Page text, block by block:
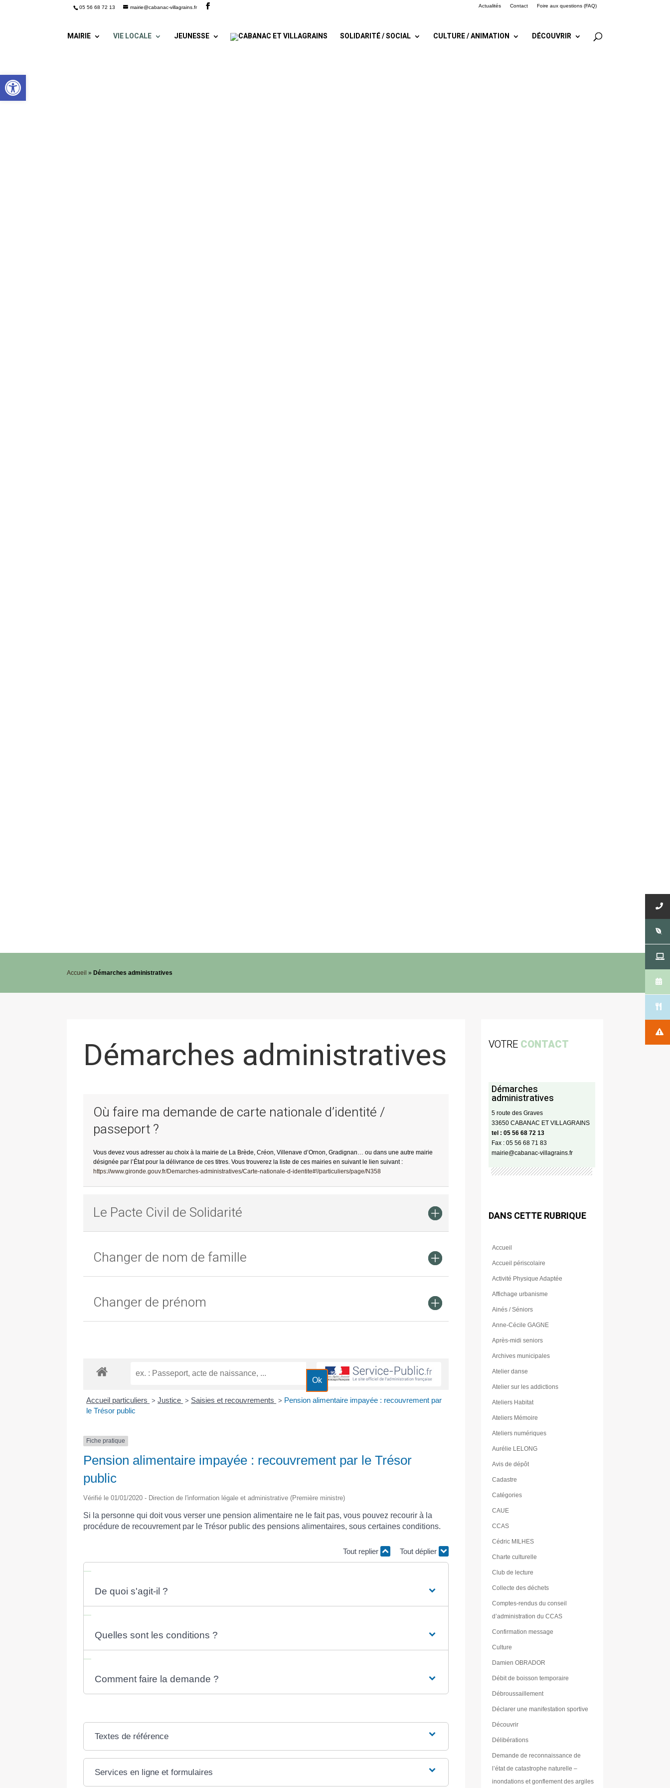
Ouvrir la barre d’outils
05 56 68 72 13 mairie@cabanac-villagrains.fr Actualités Contact Foire aux questions (FAQ)
MAIRIE VIE LOCALE JEUNESSE SOLIDARITÉ / SOCIAL CULTURE / ANIMATION DÉCOUVRIR
Accueil »Démarches administratives
Démarches administratives
Où faire ma demande de carte nationale d’identité /
passeport ?
Vous devez vous adresser au choix à la mairie de La Brède, Créon, Villenave d’Ornon, Gradignan… ou dans une autre mairie
désignée par l’État pour la délivrance de ces titres. Vous trouverez la liste de ces mairies en suivant le lien suivant :
https://www.gironde.gouv.fr/Demarches-administratives/Carte-nationale-d-identite#!/particuliers/page/N358
Le Pacte Civil de Solidarité
Changer de nom de famille
Changer de prénom
Accueil particuliers > Justice > Saisies et recouvrements > Pension alimentaire impayée : recouvrement par
le Trésor public
Fiche pratique
Pension alimentaire impayée : recouvrement par le Trésor
public
Vérifié le 01/01/2020 - Direction de l'information légale et administrative (Première ministre)
Si la personne qui doit vous verser une pension alimentaire ne le fait pas, vous pouvez recourir à la
procédure de recouvrement par le Trésor public des pensions alimentaires, sous certaines conditions.
Tout replier Tout déplier
De quoi s'agit-il ?
Quelles sont les conditions ?
Comment faire la demande ?
Textes de référence
Services en ligne et formulaires
VOTRE CONTACT
Démarches
administratives
5 route des Graves
33650 CABANAC ET VILLAGRAINS
tel : 05 56 68 72 13
Fax : 05 56 68 71 83
mairie@cabanac-villagrains.fr
DANS CETTE RUBRIQUE
Accueil
Accueil périscolaire
Activité Physique Adaptée
Affichage urbanisme
Ainés / Séniors
Anne-Cécile GAGNE
Après-midi seniors
Archives municipales
Atelier danse
Atelier sur les addictions
Ateliers Habitat
Ateliers Mémoire
Ateliers numériques
Aurélie LELONG
Avis de dépôt
Cadastre
Catégories
CAUE
CCAS
Cédric MILHES
Charte culturelle
Club de lecture
Collecte des déchets
Comptes-rendus du conseil
d’administration du CCAS
Confirmation message
Culture
Damien OBRADOR
Débit de boisson temporaire
Débroussaillement
Déclarer une manifestation sportive
Découvrir
Délibérations
Demande de reconnaissance de
l’état de catastrophe naturelle –
inondations et gonflement des argiles